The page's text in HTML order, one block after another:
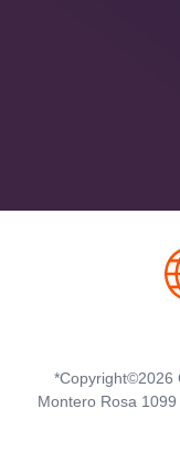
*Copyright©2026
Montero Rosa